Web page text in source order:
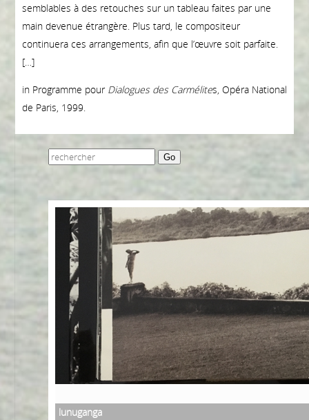
semblables à des retouches sur un tableau faites par une
main devenue étrangère. Plus tard, le compositeur
continuera ces arrangements, afin que l’œuvre soit parfaite.
[…]
in Programme pour Dialogues des Carmélites , Opéra National
de Paris, 1999.
Go
lunuganga